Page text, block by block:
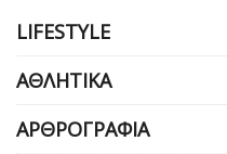
LIFESTYLE
ΑΘΛΗΤΙΚΆ
ΑΡΘΡΟΓΡΑΦΊΑ